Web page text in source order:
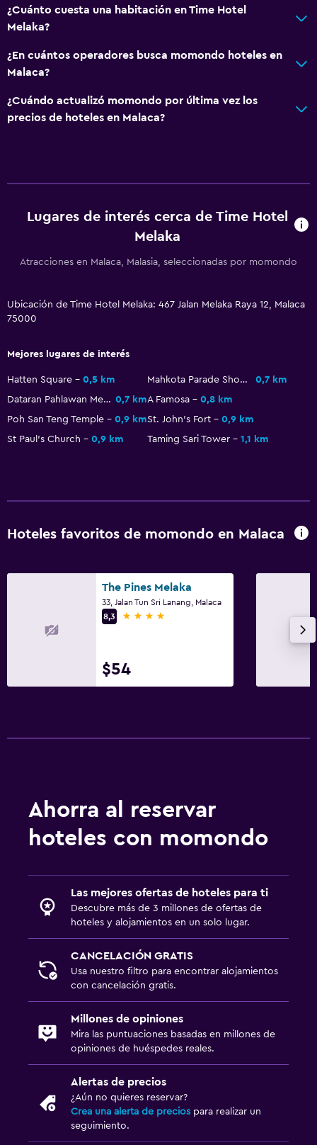
¿Cuánto cuesta una habitación en Time Hotel
Melaka?
¿En cuántos operadores busca momondo hoteles en
Malaca?
¿Cuándo actualizó momondo por última vez los
precios de hoteles en Malaca?
Lugares de interés cerca de Time Hotel
Melaka
Atracciones en Malaca, Malasia, seleccionadas por momondo
Ubicación de Time Hotel Melaka: 467 Jalan Melaka Raya 12, Malaca
75000
Mejores lugares de interés
Hatten Square 0,5 km Mahkota Parade Shopping Mall
0,7 km
Dataran Pahlawan Melaka Megamall 0,7 kmA Famosa
0,8 km
Poh San Teng Temple
0,9 kmSt. John's Fort
0,9 km
St Paul's Church
0,9 km Taming Sari Tower 1,1 km
Hoteles favoritos de momondo en Malaca
The Pines Melaka
33, Jalan Tun Sri Lanang, Malaca
8,3
4 estrellas
$54
Ahorra al reservar
hoteles con momondo
Las mejores ofertas de hoteles para ti
Descubre más de 3 millones de ofertas de
hoteles y alojamientos en un solo lugar.
CANCELACIÓN GRATIS
Usa nuestro filtro para encontrar alojamientos
con cancelación gratis.
Millones de opiniones
Mira las puntuaciones basadas en millones de
opiniones de huéspedes reales.
Alertas de precios
¿Aún no quieres reservar?
Crea una alerta de precios para realizar un
seguimiento.